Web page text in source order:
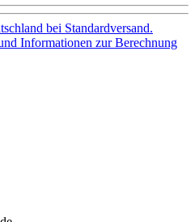
bei Standardversand.
Informationen zur Berechnung